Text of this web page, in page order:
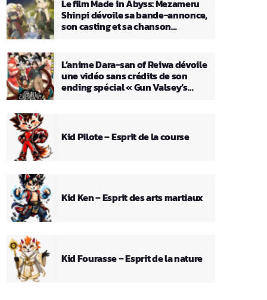
Le film Made in Abyss: Mezameru
Shinpi dévoile sa bande-annonce,
son casting et sa chanson
L’anime Dara-san of Reiwa dévoile
une vidéo sans crédits de son
ending spécial « Gun Valsey’s
Kid Pilote – Esprit de la course
Kid Ken – Esprit des arts martiaux
Kid Fourasse – Esprit de la nature